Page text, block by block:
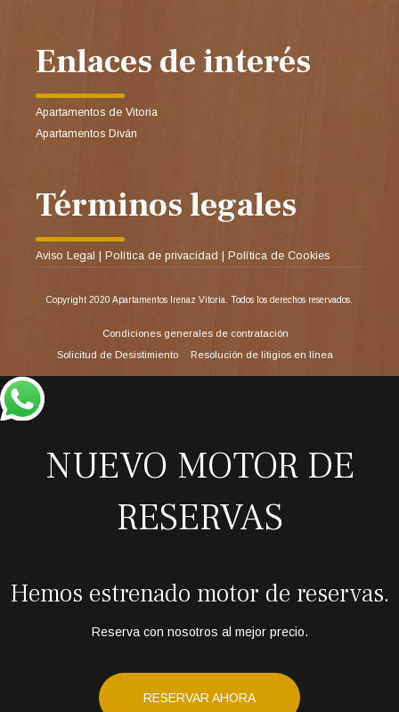
Enlaces de interés
Apartamentos de Vitoria
Apartamentos Diván
Términos legales
Aviso Legal | Política de privacidad | Política de Cookies
Copyright 2020 Apartamentos Irenaz Vitoria. Todos los derechos reservados.
Condiciones generales de contratación
Solicitud de Desistimiento
Resolución de litigios en línea
NUEVO MOTOR DE
RESERVAS
Hemos estrenado motor de reservas.
Reserva con nosotros al mejor precio.
RESERVAR AHORA